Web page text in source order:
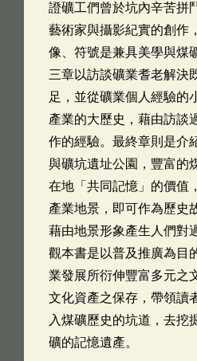
證礦工們曾於坑內辛苦拼
藝術家與攝影紀實的創作
像、符號是兼具美學與煤
三章以訪談礦業耆老解決
足，並從礦業個人經驗的
產業的大歷史，藉由訪談
作的經驗。最終章則是介
與礦坑遺址公園，豐富的
在地「共同記憶」的價值
產業地景，即可作為歷史
藉由地景形象產生人們對
觀本書是以普及推廣為目
業發展所衍伸豐富多元之
文化資產之保存，帶領讀
入煤礦歷史的坑道，去挖
礦的記憶遺產。